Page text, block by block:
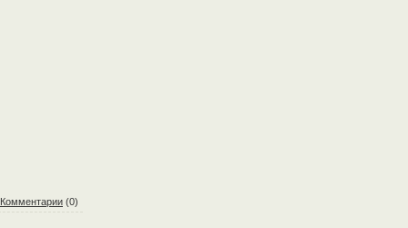
Комментарии (0)